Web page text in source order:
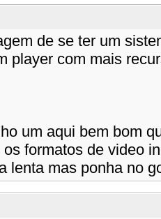
de se ter um
player com mais
um aqui bem bom
formatos de video
lenta mas ponha no